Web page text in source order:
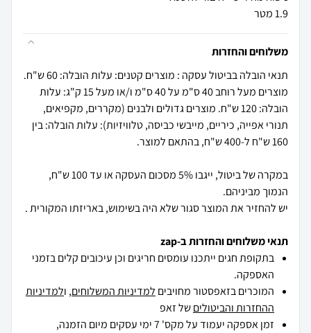
1.9 מטר
משלוחים והחזרות
תנאי הובלה בביטול עסקה : מוצרים קטנים: עלות הובלה: 60 ש"ח.
מוצרים מעל רוחב 40 ס"מ על 40 ס"מ ו/או מעל 15 ק"ג: עלות
הובלה: 120 ש"ח. מוצרים גדולים ולבנים (מקררים, מקפיאים,
תנורי אפייה, כיריים, מייבשי כביסה, טלוויזיות): עלות הובלה: בין
במקרה של ביטול, ייגבו 5% מסכום העסקה או עד 100 ש"ח,
יש להחזיר את המוצר סגור שלא היה בשימוש, באריזתו המקורית .
תנאי משלוחים והחזרות ב-zap
בתקופת חגים ייתכנו עומסים חריגים וכן עיכובים קלים בזמני
האספקה.
המוכרים בזאפסטור מחויבים למדיניות המשלוחים, ולמדיניות
ההחזרות והביטוליםשל זאפ
זמן אספקה יעמוד על מקס' 7 ימי עסקים מיום הזמנה,